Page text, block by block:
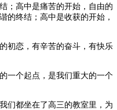
；高中是痛苦的开始，自由的
的终结；高中是收获的开始，
初恋，有辛苦的奋斗，有快乐
一个起点，是我们重大的一个
们都坐在了高三的教室里，为